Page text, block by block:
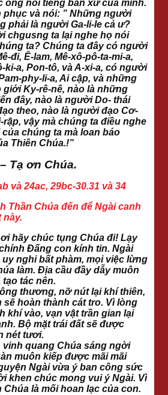
ông nói tiếng bản xứ của mình.
phục và nói: ” Những người
phải là người Ga-li-le cả ư?
chgusng ta lại nghe họ nói
ta? Chúng ta đây có người
đi, Ê-lam, Mê-xô-pô-ta-mi-a,
ki-a, Pon-tô, và A-xi-a, có người
phy-li-a, Ai cập, và những
giới Ky-rê-nê, nào là những
đây, nào là người Do- thái
theo, nào là người đạo Cơ-
vậy mà chúng ta điều nghe
chúng ta mà loan báo
Thiên Chúa.!”
Tạ ơn Chúa.
và 24ac, 29bc-30.31 và 34
Thần Chúa đến để Ngài canh
này.
hãy chúc tụng Chúa đi! Lạy
Đấng con kính tin. Ngài
nghi bất phàm, mọi việc lừng
làm. Địa cầu đầy dẫy muôn
tác nên.
thương, nỡ nút lại khí thiên,
sẽ hoàn thành cát tro. Vì lòng
khí vào, vạn vật trần gian lại
Bộ mặt trái đất sẽ được
nét tươi.
quang Chúa sáng ngời
muôn kiếp được mãi mãi
Ngài vừa ý ban công sức
khen chúc mong vui ý Ngài. Vì
là mối hoan lạc của con.